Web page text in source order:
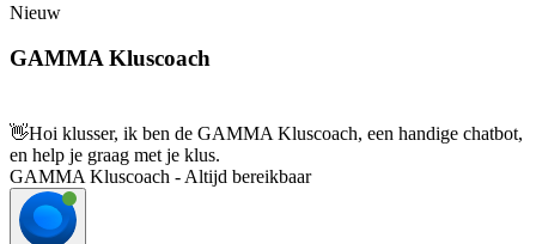
Nieuw
GAMMA Kluscoach
👋Hoi klusser, ik ben de GAMMA Kluscoach, een handige chatbot,
en help je graag met je klus.
GAMMA Kluscoach - Altijd bereikbaar